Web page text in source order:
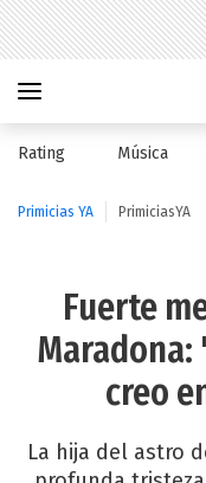
Rating Música
Primicias YA PrimiciasYA
Fuerte
Maradona:
creo
La hija del astro